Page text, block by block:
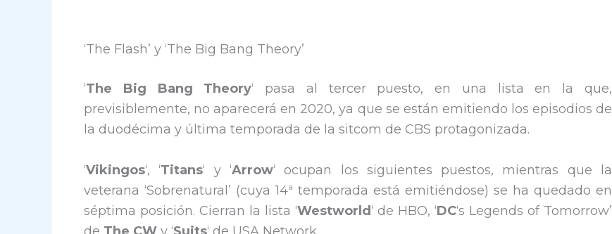
‘The Flash’ y ‘The Big Bang Theory’
‘The Big Bang Theory‘ pasa al tercer puesto, en una lista en la que,
previsiblemente, no aparecerá en 2020, ya que se están emitiendo los episodios de
la duodécima y última temporada de la sitcom de CBS protagonizada.
‘Vikingos‘, ‘Titans‘ y ‘Arrow‘ ocupan los siguientes puestos, mientras que la
veterana ‘Sobrenatural’ (cuya 14ª temporada está emitiéndose) se ha quedado en
séptima posición. Cierran la lista ‘Westworld‘ de HBO, ‘DC‘s Legends of Tomorrow’